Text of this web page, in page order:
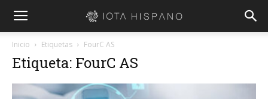
Inicio Etiquetas FourC AS
Etiqueta: FourC AS